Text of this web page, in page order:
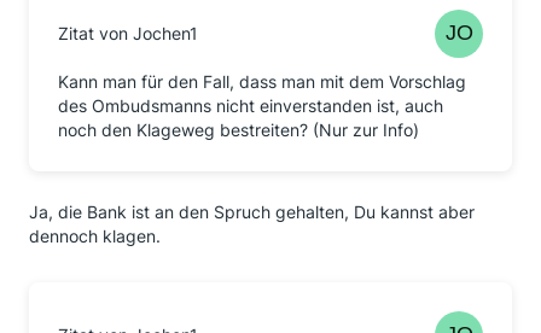
Zitat von Jochen1
Kann man für den Fall, dass man mit dem Vorschlag
des Ombudsmanns nicht einverstanden ist, auch
noch den Klageweg bestreiten? (Nur zur Info)
Ja, die Bank ist an den Spruch gehalten, Du kannst aber
dennoch klagen.